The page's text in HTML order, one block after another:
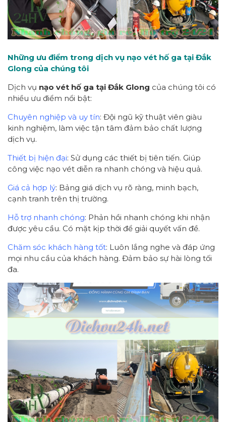
Những ưu điểm trong dịch vụ nạo vét hố ga tại Đắk
Glong của chúng tôi
Dịch vụ nạo vét hố ga tại Đắk Glong của chúng tôi có
nhiều ưu điểm nổi bật:
Chuyên nghiệp và uy tín: Đội ngũ kỹ thuật viên giàu
kinh nghiệm, làm việc tận tâm đảm bảo chất lượng
dịch vụ.
Thiết bị hiện đại: Sử dụng các thiết bị tiên tiến. Giúp
công việc nạo vét diễn ra nhanh chóng và hiệu quả.
Giá cả hợp lý: Bảng giá dịch vụ rõ ràng, minh bạch,
cạnh tranh trên thị trường.
Hỗ trợ nhanh chóng: Phản hồi nhanh chóng khi nhận
được yêu cầu. Có mặt kịp thời để giải quyết vấn đề.
Chăm sóc khách hàng tốt: Luôn lắng nghe và đáp ứng
mọi nhu cầu của khách hàng. Đảm bảo sự hài lòng tối
đa.